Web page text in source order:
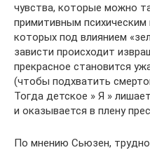
чувства, которые можно
примитивным
которых под влиянием
зависти происходит
прекрасное становится
(чтобы подхватить
Тогда детское » Я »
и оказывается в плену
По мнению Сьюзен,